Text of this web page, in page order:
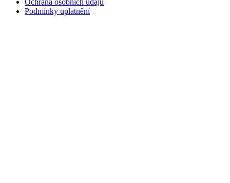
Ochrana osobních údajů
Podmínky uplatnění